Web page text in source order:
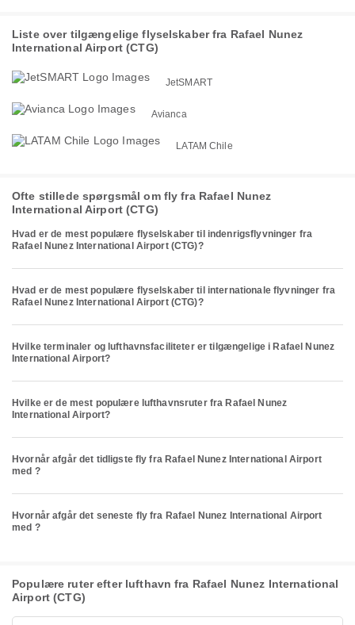
Liste over tilgængelige flyselskaber fra Rafael Nunez
International Airport (CTG)
JetSMART
Avianca
LATAM Chile
Ofte stillede spørgsmål om fly fra Rafael Nunez
International Airport (CTG)
Hvad er de mest populære flyselskaber til indenrigsflyvninger fra
Rafael Nunez International Airport (CTG)?
Hvad er de mest populære flyselskaber til internationale flyvninger fra
Rafael Nunez International Airport (CTG)?
Hvilke terminaler og lufthavnsfaciliteter er tilgængelige i Rafael Nunez
International Airport?
Hvilke er de mest populære lufthavnsruter fra Rafael Nunez
International Airport?
Hvornår afgår det tidligste fly fra Rafael Nunez International Airport
med ?
Hvornår afgår det seneste fly fra Rafael Nunez International Airport
med ?
Populære ruter efter lufthavn fra Rafael Nunez International
Airport (CTG)